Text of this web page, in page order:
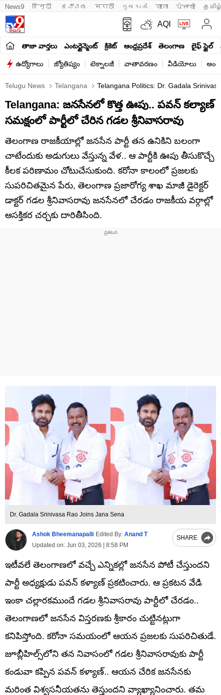
News9 हिन्दी ಕನ್ನಡ मराठी ગુજરાતી বাংলা ਪੰਜਾਬੀ
AQI
తాజా వార్తలు ఎంటర్టైన్మెంట్ క్రికెట్ ఆంధ్రప్రదేశ్ తెలంగాణ లైఫ్ స్టైల్
ఉద్యోగాలు జ్యోతిష్యం టెక్నాలజీ వాతావరణం వీడియోలు
Telugu News Telangana Telangana Politics: Dr. Gadala
Telangana: జనసేనలో కొత్త ఊపు.. పవన్ కల్యాణ్
సమక్షంలో పార్టీలో చేరిన గడల శ్రీనివాసరావు
తెలంగాణ రాజకీయాల్లో జనసేన పార్టీ తన ఉనికిని బలంగా
చాటేందుకు అడుగులు వేస్తున్న వేళ.. ఆ పార్టీకి ఊపు తీసుకొచ్చే
కీలక పరిణామం చోటుచేసుకుంది. కరోనా కాలంలో ప్రజలకు
సుపరిచితమైన పేరు, తెలంగాణ ప్రజారోగ్య శాఖ మాజీ డైరెక్టర్
డాక్టర్ గడల శ్రీనివాసరావు జనసేనలో చేరడం రాజకీయ వర్గాల్లో
ఆసక్తికర చర్చకు దారితీసింది.
Dr. Gadala Srinivasa Rao Joins Jana Sena
Ashok Bheemanapalli Edited By: Anand T
Updated on: Jun 03, 2026 | 8:58 PM
SHARE
ఇటీవలే తెలంగాణలో వచ్చే ఎన్నికల్లో జనసేన పోటీ చేస్తుందని
పార్టీ అధ్యక్షుడు పవన్ కళ్యాణ్ ప్రకటించారు. ఆ ప్రకటన వేడి
ఇంకా చల్లారకముందే గడల శ్రీనివాసరావు పార్టీలో చేరడం..
తెలంగాణలో జనసేన విస్తరణకు శ్రీకారం చుట్టినట్లుగా
కనిపిస్తోంది. కరోనా సమయంలో ఆయన ప్రజలకు సుపరిచితుడే.
జూబ్లీహిల్స్‌లోని తన నివాసంలో గడల శ్రీనివాసరావుకు పార్టీ
కండువా కప్పిన పవన్ కళ్యాణ్.. ఆయన చేరిక జనసేనకు
మరింత విశ్వసనీయతను తెస్తుందని వ్యాఖ్యానించారు. తమ